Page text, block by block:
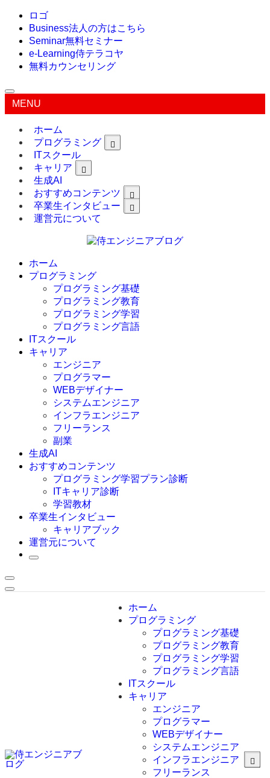
ロゴ
Business法人の方はこちら
Seminar無料セミナー
e-Learning侍テラコヤ
無料カウンセリング
MENU
ホーム
プログラミング
ITスクール
キャリア
生成AI
おすすめコンテンツ
卒業生インタビュー
運営元について
ホーム
プログラミング
プログラミング基礎
プログラミング教育
プログラミング学習
プログラミング言語
C言語
C#
VBA
Go言語
Kotlin
Java
JavaScript
Swift
Ruby
その他言語
ITスクール
キャリア
エンジニア
プログラマー
WEBデザイナー
システムエンジニア
インフラエンジニア
フリーランス
副業
生成AI
おすすめコンテンツ
プログラミング学習プラン診断
ITキャリア診断
学習教材
卒業生インタビュー
キャリアブック
運営元について
ホーム
プログラミング
プログラミング基礎
プログラミング教育
プログラミング学習
プログラミング言語
C言語
C#
VBA
Go言語
Kotlin
Java
JavaScript
ITスクール
キャリア
エンジニア
プログラマー
WEBデザイナー
システムエンジニア
インフラエンジニア
フリーランス